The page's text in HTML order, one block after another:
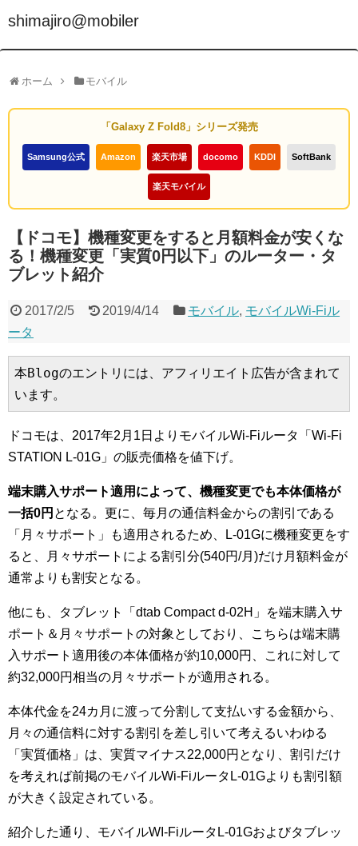
shimajiro@mobiler
ホーム モバイル
「Galaxy Z Fold8」シリーズ発売
Samsung公式 Amazon 楽天市場 docomo KDDI SoftBank
楽天モバイル
【ドコモ】機種変更をすると月額料金が安くな
る！機種変更「実質0円以下」のルーター・タ
ブレット紹介
2017/2/5 2019/4/14 モバイル, モバイルWi-Fiル
ータ
本Blogのエントリには、アフィリエイト広告が含まれて
います。
ドコモは、2017年2月1日よりモバイルWi-Fiルータ「Wi-Fi
STATION L-01G」の販売価格を値下げ。
端末購入サポート適用によって、機種変更でも本体価格が
一括0円 となる。更に、毎月の通信料金からの割引である
「月々サポート」も適用されるため、L-01Gに機種変更をす
ると、月々サポートによる割引分(540円/月)だけ月額料金が
通常よりも割安となる。
他にも、タブレット「dtab Compact d-02H」を端末購入サ
ポート＆月々サポートの対象としており、こちらは端末購
入サポート適用後の本体価格が約10,000円、これに対して
約32,000円相当の月々サポートが適用される。
本体代金を24カ月に渡って分割して支払いする金額から、
月々の通信料に対する割引を差し引いて考えるいわゆる
「実質価格」は、実質マイナス22,000円となり、割引だけ
を考えれば前掲のモバイルWi-FiルータL-01Gよりも割引額
が大きく設定されている。
紹介した通り、モバイルWI-FiルータL-01Gおよびタブレッ